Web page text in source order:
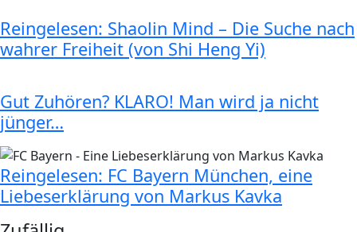
Reingelesen: Shaolin Mind – Die Suche nach
wahrer Freiheit (von Shi Heng Yi)
Gut Zuhören? KLARO! Man wird ja nicht
jünger…
Reingelesen: FC Bayern München, eine
Liebeserklärung von Markus Kavka